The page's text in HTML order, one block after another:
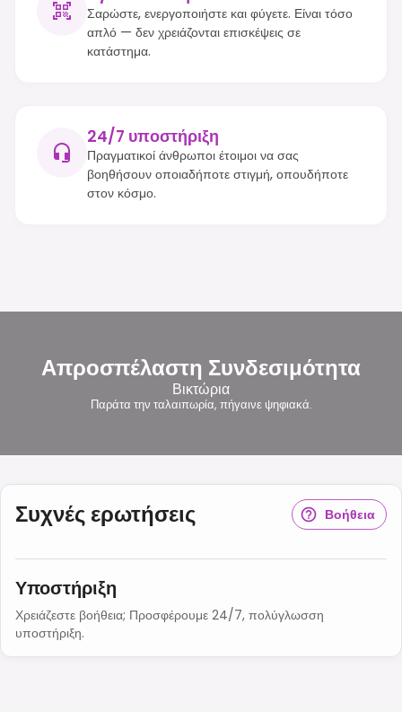
Σαρώστε, ενεργοποιήστε και φύγετε. Είναι τόσο
απλό — δεν χρειάζονται επισκέψεις σε
κατάστημα.
24/7 υποστήριξη
Πραγματικοί άνθρωποι έτοιμοι να σας
βοηθήσουν οποιαδήποτε στιγμή, οπουδήποτε
στον κόσμο.
Απροσπέλαστη Συνδεσιμότητα
Βικτώρια
Παράτα την ταλαιπωρία, πήγαινε ψηφιακά.
Συχνές ερωτήσεις Βοήθεια
Υποστήριξη
Χρειάζεστε βοήθεια; Προσφέρουμε 24/7, πολύγλωσση
υποστήριξη.